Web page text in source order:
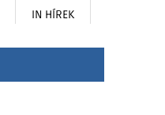
IN HÍREK